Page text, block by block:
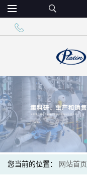
您当前的位置： 网站首页